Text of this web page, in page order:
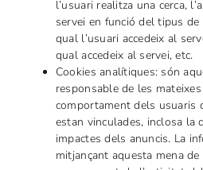
l’usuari realitza una cerca,
servei en funció del tipus
qual l’usuari accedeix al
qual accedeix al servei, etc.
Cookies analítiques: són
responsable de les
comportament dels usuaris
estan vinculades, inclosa la
impactes dels anuncis. La
mitjançant aquesta mena